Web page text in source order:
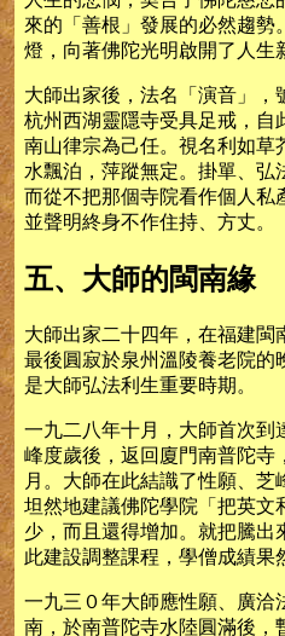
來的「善根」發展的必然趨勢
燈，向著佛陀光明啟開了人生
大師出家後，法名「演音」，
杭州西湖靈隱寺受具足戒，自
南山律宗為己任。視名利如草
水飄泊，萍蹤無定。掛單、弘
而從不把那個寺院看作個人私
並聲明終身不作住持、方丈。
五、大師的閩南緣
大師出家二十四年，在福建閩
最後圓寂於泉州溫陵養老院的
是大師弘法利生重要時期。
一九二八年十月，大師首次到
峰度歲後，返回廈門南普陀寺
月。大師在此結識了性願、
坦然地建議佛陀學院「把英文
少，而且還得增加。就把騰出
此建設調整課程，學僧成績果
一九三０年大師應性願、廣洽
南，於南普陀寺水陸圓滿後，